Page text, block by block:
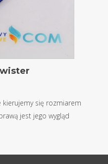
kierujemy się rozmiarem
jest jego wygląd